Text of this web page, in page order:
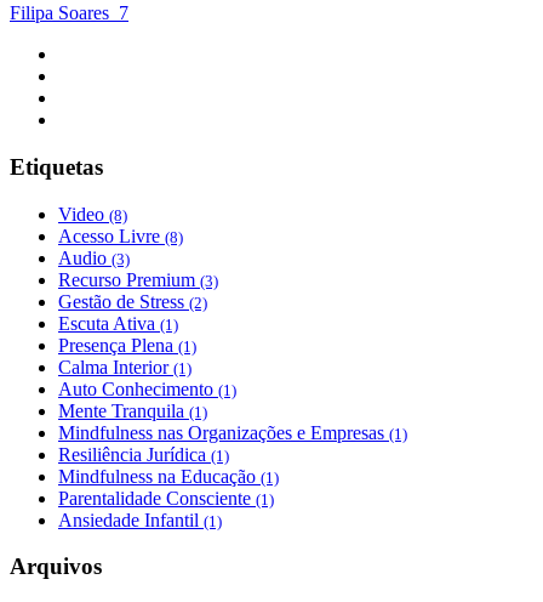
Filipa Soares 7
Etiquetas
Video (8)
Acesso Livre (8)
Audio (3)
Recurso Premium (3)
Gestão de Stress (2)
Escuta Ativa (1)
Presença Plena (1)
Calma Interior (1)
Auto Conhecimento (1)
Mente Tranquila (1)
Mindfulness nas Organizações e Empresas (1)
Resiliência Jurídica (1)
Mindfulness na Educação (1)
Parentalidade Consciente (1)
Ansiedade Infantil (1)
Arquivos